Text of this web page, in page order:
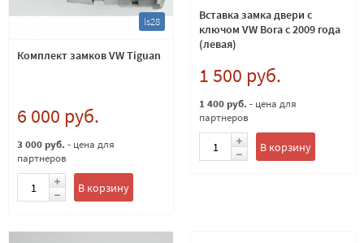
ls28
Комплект замков VW Tiguan
6 000 руб.
3 000 руб. - цена для
партнеров
В корзину
Вставка замка двери с
ключом VW Bora с 2009 года
(левая)
1 500 руб.
1 400 руб. - цена для
партнеров
В корзину